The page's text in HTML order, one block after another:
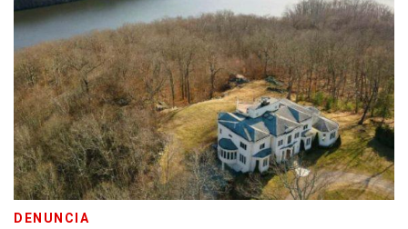
DENUNCIA